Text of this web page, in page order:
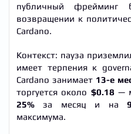
публичный
возвращении к
Cardano.
Контекст: пауза
имеет терпения к
Cardano занимает 13-е
торгуется около $0.18 —
25% за месяц и на
максимума.